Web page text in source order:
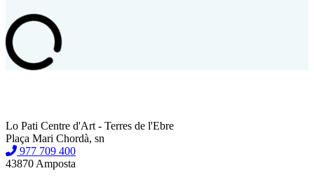
Lo Pati Centre d'Art - Terres de l'Ebre
Plaça Mari Chordà, sn
977 709 400
43870 Amposta